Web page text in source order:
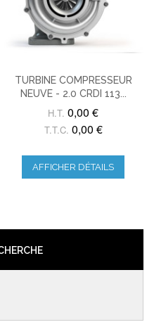
TURBINE COMPRESSEUR
NEUVE - 2.0 CRDI 113...
H.T. 0,00 €
T.T.C. 0,00 €
AFFICHER DÉTAILS